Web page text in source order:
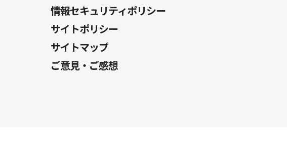
情報セキュリティポリシー
サイトポリシー
サイトマップ
ご意見・ご感想